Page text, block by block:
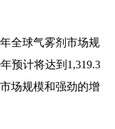
全球气雾剂市场规
预计将达到1,319.3
场规模和强劲的增